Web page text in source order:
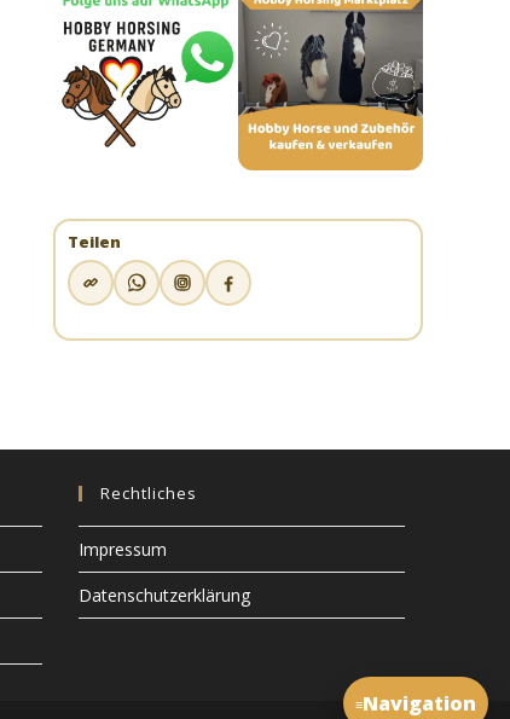
Teilen
Rechtliches
Impressum
Datenschutzerklärung
≡Navigation